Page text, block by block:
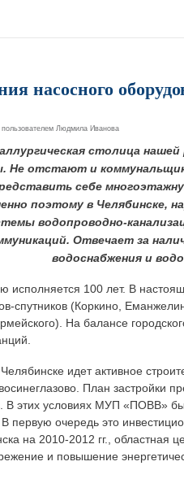
насосного
Людмила Иванова
столица
Не отстают и
себе
поэтому в Челябинске,
водопроводно-
Отвечает за
водоснабжения и
исполняется 100 лет. В
спутников (Коркино,
На балансе
идет активное
План застройки
В этих условиях МУП «ПОВВ»
первую очередь это
на 2010-2012 гг., областная
и повышение